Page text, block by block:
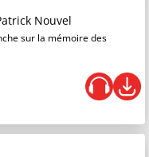
Nouvel
sur la mémoire des